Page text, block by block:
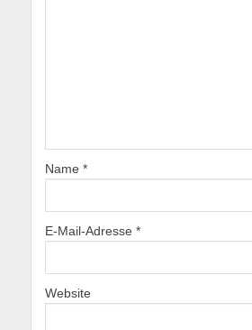
Name *
E-Mail-Adresse *
Website